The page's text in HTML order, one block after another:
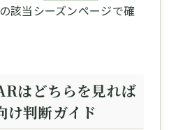
の該当シーズンページで確
はどちらを見れば
け判断ガイド